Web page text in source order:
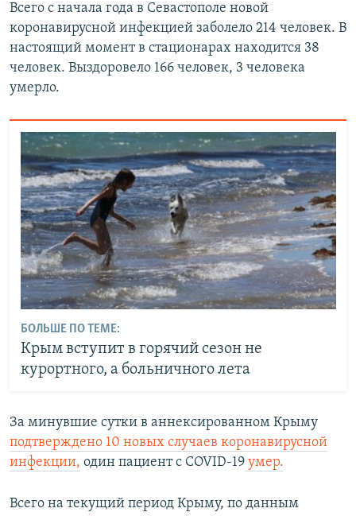
Всего с начала года в Севастополе новой
коронавирусной инфекцией заболело 214 человек. В
настоящий момент в стационарах находится 38
человек. Выздоровело 166 человек, 3 человека
умерло.
БОЛЬШЕ ПО ТЕМЕ:
Крым вступит в горячий сезон не
курортного, а больничного лета
За минувшие сутки в аннексированном Крыму
подтверждено 10 новых случаев коронавирусной
инфекции, один пациент с COVID-19 умер.
Всего на текущий период Крыму, по данным